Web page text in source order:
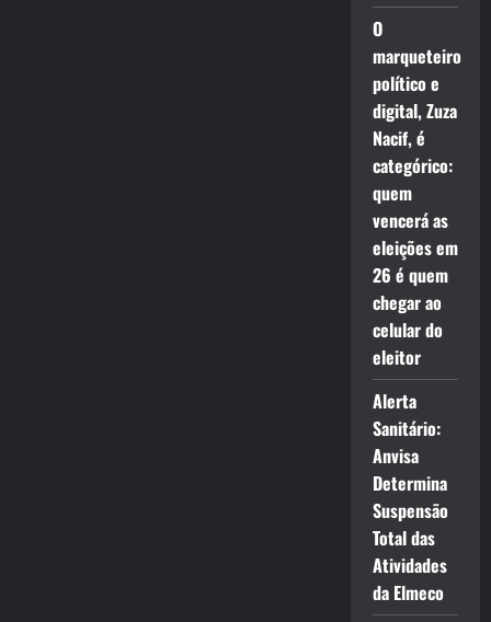
O
marqueteiro
político e
digital, Zuza
Nacif, é
categórico:
quem
vencerá as
eleições em
26 é quem
chegar ao
celular do
eleitor
Alerta
Sanitário:
Anvisa
Determina
Suspensão
Total das
Atividades
da Elmeco